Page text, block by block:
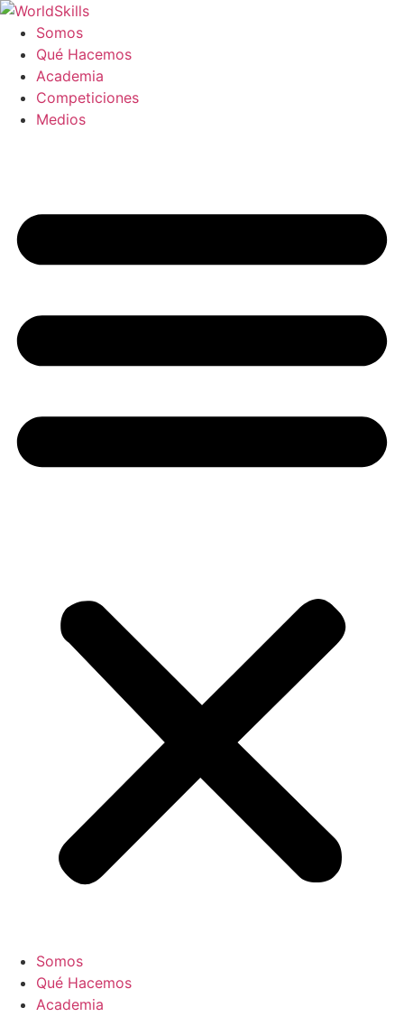
Ir
contenido
Somos
Qué Hacemos
Academia
Competiciones
Medios
Somos
Qué Hacemos
Academia